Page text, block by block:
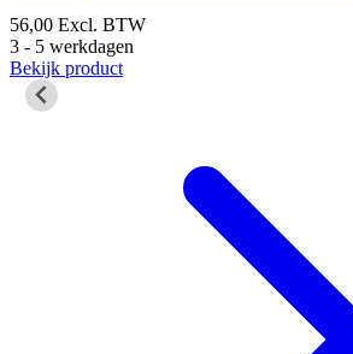
56,00 Excl. BTW
3 - 5 werkdagen
Bekijk product